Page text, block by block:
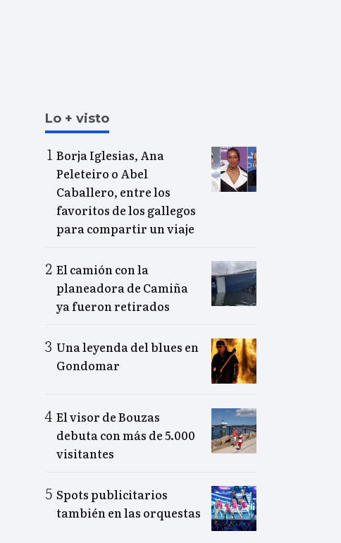
Lo + visto
Borja Iglesias, Ana
Peleteiro o Abel
Caballero, entre los
favoritos de los gallegos
para compartir un viaje
El camión con la
planeadora de Camiña
ya fueron retirados
Una leyenda del blues en
Gondomar
El visor de Bouzas
debuta con más de 5.000
visitantes
Spots publicitarios
también en las orquestas